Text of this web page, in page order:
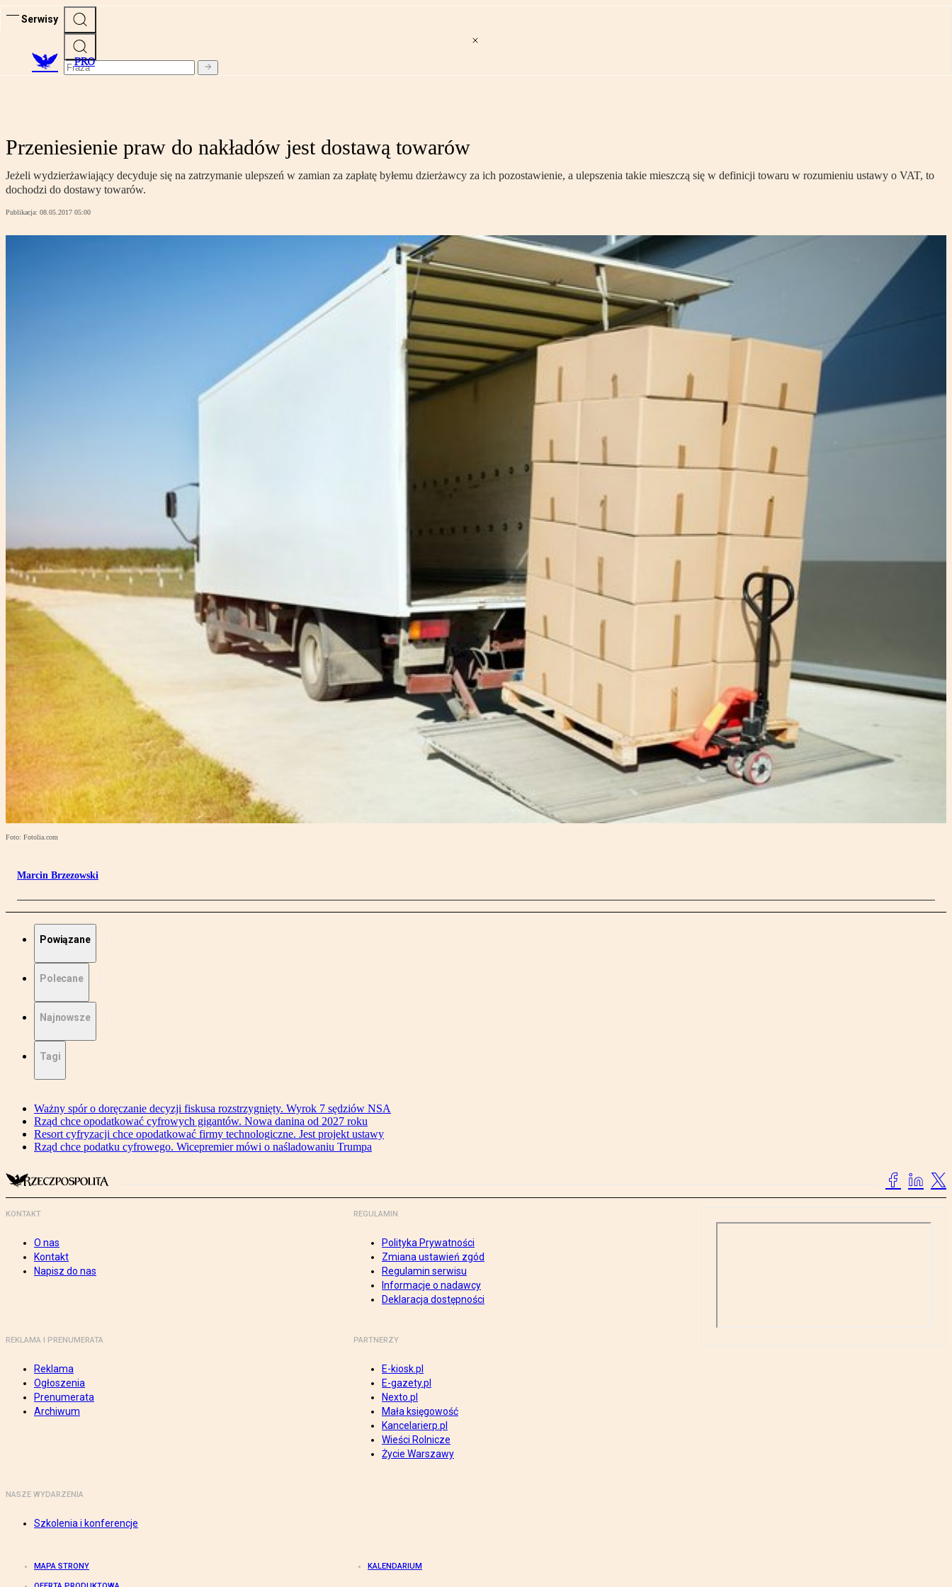
Serwisy
PRO
Przeniesienie praw do nakładów jest dostawą towarów
Jeżeli wydzierżawiający decyduje się na zatrzymanie ulepszeń w zamian za zapłatę byłemu dzierżawcy za ich pozostawienie, a ulepszenia takie mieszczą się w definicji towaru w rozumieniu ustawy o VAT, to
dochodzi do dostawy towarów.
Publikacja: 08.05.2017 05:00
Foto: Fotolia.com
Marcin Brzezowski
Powiązane
Polecane
Najnowsze
Tagi
Ważny spór o doręczanie decyzji fiskusa rozstrzygnięty. Wyrok 7 sędziów NSA
Rząd chce opodatkować cyfrowych gigantów. Nowa danina od 2027 roku
Resort cyfryzacji chce opodatkować firmy technologiczne. Jest projekt ustawy
Rząd chce podatku cyfrowego. Wicepremier mówi o naśladowaniu Trumpa
KONTAKT
O nas
Kontakt
Napisz do nas
REGULAMIN
Polityka Prywatności
Zmiana ustawień zgód
Regulamin serwisu
Informacje o nadawcy
Deklaracja dostępności
REKLAMA I PRENUMERATA
Reklama
Ogłoszenia
Prenumerata
Archiwum
PARTNERZY
E-kiosk.pl
E-gazety.pl
Nexto.pl
Mała księgowość
Kancelarierp.pl
Wieści Rolnicze
Życie Warszawy
NASZE WYDARZENIA
Szkolenia i konferencje
MAPA STRONY KALENDARIUM